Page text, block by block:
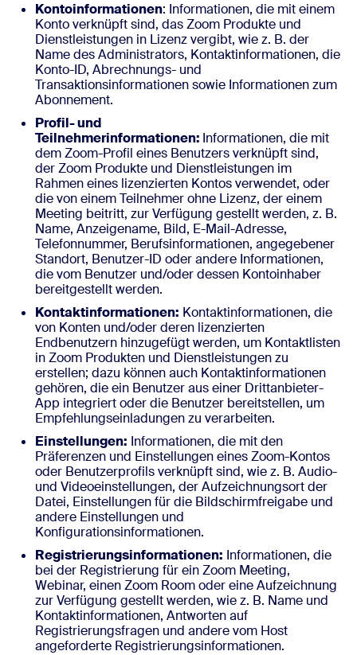
Kontoinformationen: Informationen, die mit einem
Konto verknüpft sind, das Zoom Produkte und
Dienstleistungen in Lizenz vergibt, wie z. B. der
Name des Administrators, Kontaktinformationen, die
Konto-ID, Abrechnungs- und
Transaktionsinformationen sowie Informationen zum
Abonnement.
Profil- und
Teilnehmerinformationen: Informationen, die mit
dem Zoom-Profil eines Benutzers verknüpft sind,
der Zoom Produkte und Dienstleistungen im
Rahmen eines lizenzierten Kontos verwendet, oder
die von einem Teilnehmer ohne Lizenz, der einem
Meeting beitritt, zur Verfügung gestellt werden, z. B.
Name, Anzeigename, Bild, E-Mail-Adresse,
Telefonnummer, Berufsinformationen, angegebener
Standort, Benutzer-ID oder andere Informationen,
die vom Benutzer und/oder dessen Kontoinhaber
bereitgestellt werden.
Kontaktinformationen: Kontaktinformationen, die
von Konten und/oder deren lizenzierten
Endbenutzern hinzugefügt werden, um Kontaktlisten
in Zoom Produkten und Dienstleistungen zu
erstellen; dazu können auch Kontaktinformationen
gehören, die ein Benutzer aus einer Drittanbieter-
App integriert oder die Benutzer bereitstellen, um
Empfehlungseinladungen zu verarbeiten.
Einstellungen: Informationen, die mit den
Präferenzen und Einstellungen eines Zoom-Kontos
oder Benutzerprofils verknüpft sind, wie z. B. Audio-
und Videoeinstellungen, der Aufzeichnungsort der
Datei, Einstellungen für die Bildschirmfreigabe und
andere Einstellungen und
Konfigurationsinformationen.
Registrierungsinformationen: Informationen, die
bei der Registrierung für ein Zoom Meeting,
Webinar, einen Zoom Room oder eine Aufzeichnung
zur Verfügung gestellt werden, wie z. B. Name und
Kontaktinformationen, Antworten auf
Registrierungsfragen und andere vom Host
angeforderte Registrierungsinformationen.